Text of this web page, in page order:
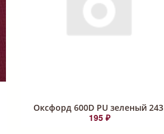
Оксфорд 600D PU зеленый 243
195 ₽